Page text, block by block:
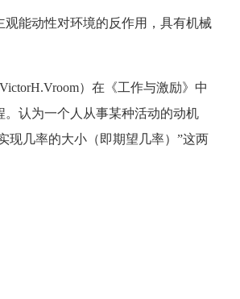
能动性对环境的反作用，具有机械
）在《工作与激励》中
认为一个人从事某种活动的动机
现几率的大小（即期望几率）”这两